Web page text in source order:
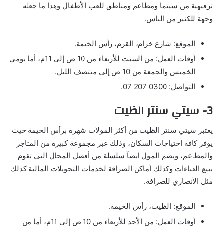
ترفيهية من سينما ومطاعم ومناطق للعب الأطفال وهذا ما جعله
وجهة للكثير من الناس.
الموقع: شارع خزام، القرم، رأس الخيمة.
أوقات العمل: من السبت للأربعاء من 10 ص إلى 11م، أما يومي
الخميس والجمعة من 10 ص إلى منتصف الليل.
التواصل: 0300 207 07.
3- سيتي سنتر الظيت
يعتبر سيتي سنتر الظيت من أكثر المولات شهرة برأس الخيمة حيث
يوفر كافة احتياجات السكان، وذلك عبر مجموعة كبيرة من المتاجر
والمطاعم، ويضم المول أيضاً سلسلة من أفضل المحال التي تقوم
ببيع العباءات وكذلك أماكن الصرافة لخدمات التحويلات المالية كذلك
مثل الأنصاري للصرافة.
الموقع: الظيت، رأس الخيمة.
أوقات العمل: من الأحد للأربعاء من 10 ص إلى 11م، أما من